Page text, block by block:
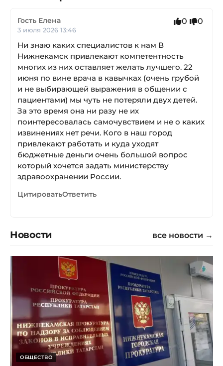
0 0
Гость Елена
3 июля 2026 13:46
Ни знаю каких специалистов к нам В
Нижнекамск привлекают компетентность
многих из них оставляет желать лучшего. 22
июня по вине врача в кавычках (очень грубой
и не выбирающей выражения в общении с
пациентами) мы чуть не потеряли двух детей.
За это время она ни разу не их
поинтересовалась самочувствием и не о каких
извинениях нет речи. Кого в наш город
привлекают работать и куда уходят
бюджетные деньги очень большой вопрос
который хочется задать министерству
здравоохранении России.
ЦитироватьОтветить
Новости все новости →
ОБЩЕСТВО